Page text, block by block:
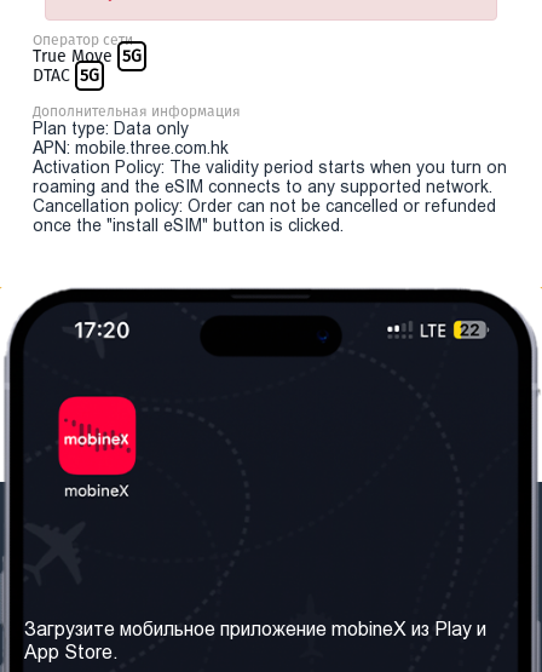
Оператор сети
True Move 5G
DTAC 5G
Дополнительная информация
Plan type: Data only
APN: mobile.three.com.hk
Activation Policy: The validity period starts when you turn on
roaming and the eSIM connects to any supported network.
Cancellation policy: Order can not be cancelled or refunded
once the "install eSIM" button is clicked.
Наши сервисы
Правила и Условия
Загрузите мобильное приложение mobineX из Play и
App Store.